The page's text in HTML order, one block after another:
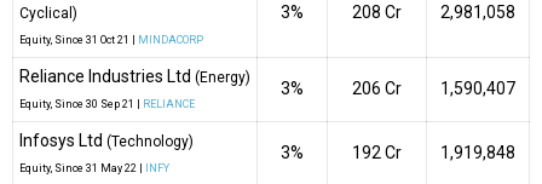
Cyclical)
Equity , Since 31 Oct 21 | MINDACORP
3% ₹208 Cr 2,981,058
Reliance Industries Ltd (Energy)
Equity , Since 30 Sep 21 | RELIANCE
3% ₹206 Cr 1,590,407
Infosys Ltd (Technology)
Equity , Since 31 May 22 | INFY
3% ₹192 Cr 1,919,848